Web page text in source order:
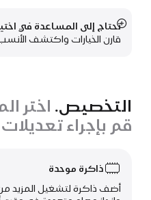
تحتاج إلى المساعدة في
قارن الخيارات واكتشف
عرض
المزيد
التخصيص. اختر
قم بإجراء
ذاكرة موحدة
أضف ذاكرة لتشغيل المزيد